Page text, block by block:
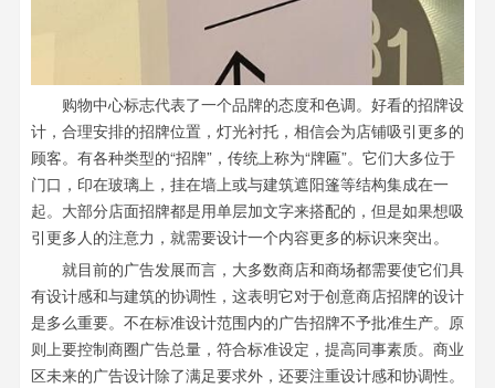
购物中心标志代表了一个品牌的态度和色调。好看的招牌设
计，合理安排的招牌位置，灯光衬托，相信会为店铺吸引更多的
顾客。有各种类型的“招牌”，传统上称为“牌匾”。它们大多位于
门口，印在玻璃上，挂在墙上或与建筑遮阳篷等结构集成在一
起。大部分店面招牌都是用单层加文字来搭配的，但是如果想吸
引更多人的注意力，就需要设计一个内容更多的标识来突出。
就目前的广告发展而言，大多数商店和商场都需要使它们具
有设计感和与建筑的协调性，这表明它对于创意商店招牌的设计
是多么重要。不在标准设计范围内的广告招牌不予批准生产。原
则上要控制商圈广告总量，符合标准设定，提高同事素质。商业
区未来的广告设计除了满足要求外，还要注重设计感和协调性。